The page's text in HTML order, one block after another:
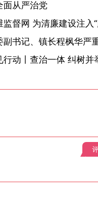
面从严治党
督网 为清廉建设注入